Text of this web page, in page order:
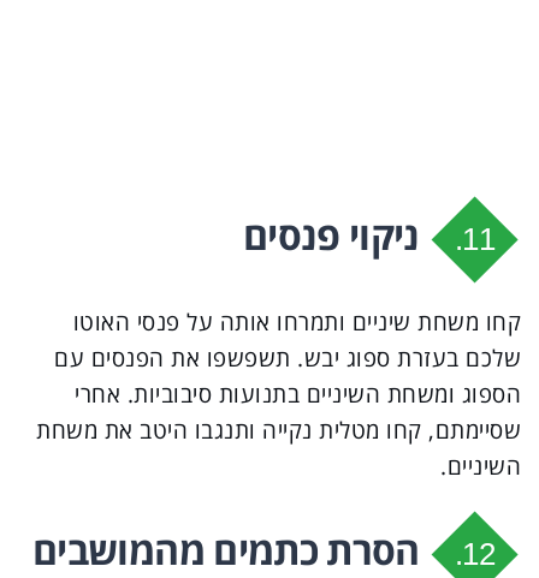
11. ניקוי פנסים
קחו משחת שיניים ותמרחו אותה על פנסי האוטו
שלכם בעזרת ספוג יבש. תשפשפו את הפנסים עם
הספוג ומשחת השיניים בתנועות סיבוביות. אחרי
שסיימתם, קחו מטלית נקייה ותנגבו היטב את משחת
השיניים.
12. הסרת כתמים מהמושבים